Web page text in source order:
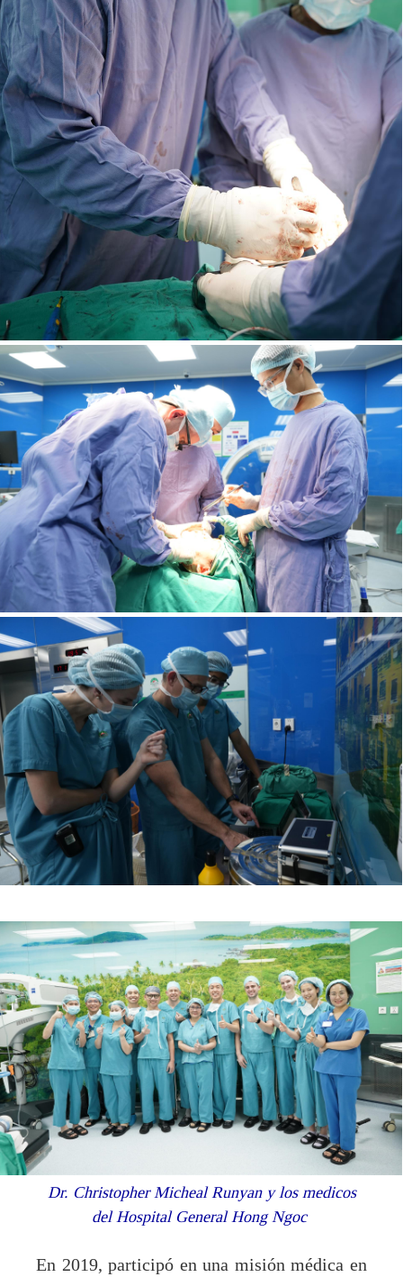
Dr. Christopher Micheal Runyan y los medicos
del Hospital General Hong Ngoc
En 2019, participó en una misión médica en